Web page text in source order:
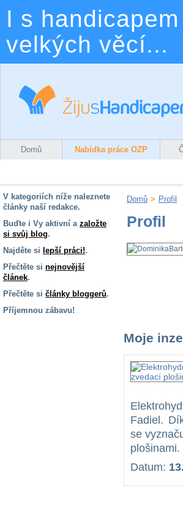
I s
velkých věcí...
Domů Nabídka práce OZP
V kategoriích níže naleznete
články naší redakce.
Buďte i Vy aktivní a založte
si svůj blog.
Najděte si lepší práci!.
Přečtěte si nejnovější
článek.
Přečtěte si články bloggerů.
Příjemnou zábavu!
Domů > Profil
Profil
Moje
Fadiel.
se
Datum: